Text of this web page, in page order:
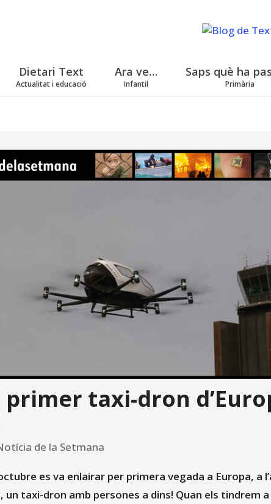
Dietari Text
Actualitat i educació
Ara ve…
Infantil
Saps què ha
Primària
primer taxi-dron
de la Setmana
es va enlairar per primera vegada a Europa, a
un taxi-dron amb persones a dins! Quan els tindrem